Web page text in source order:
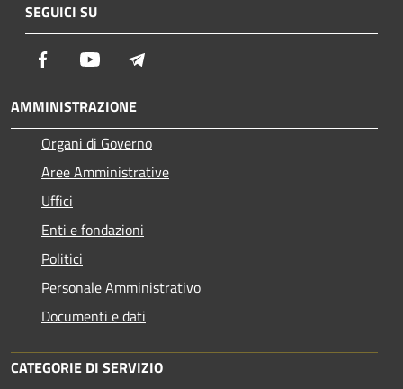
SEGUICI SU
Facebook Youtube
AMMINISTRAZIONE
Organi di Governo
Aree Amministrative
Uffici
Enti e fondazioni
Politici
Personale Amministrativo
Documenti e dati
CATEGORIE DI SERVIZIO